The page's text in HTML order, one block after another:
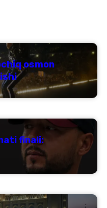
osmon
finali: